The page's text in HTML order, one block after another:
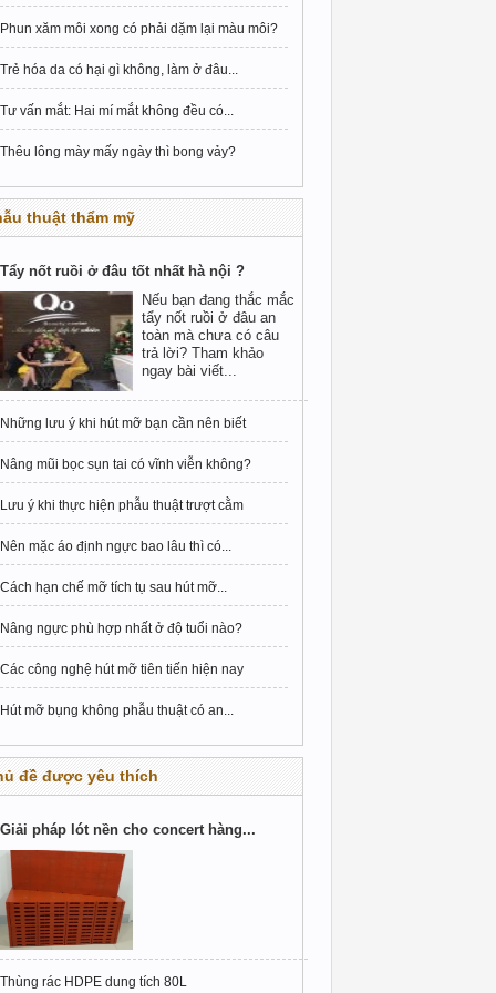
Phun xăm môi xong có phải dặm lại màu môi?
Trẻ hóa da có hại gì không, làm ở đâu...
Tư vấn mắt: Hai mí mắt không đều có...
Thêu lông mày mấy ngày thì bong vảy?
thuật thẩm mỹ
Tẩy nốt ruồi ở đâu tốt nhất hà nội ?
Nếu bạn đang thắc mắc
tẩy nốt ruồi ở đâu an
toàn mà chưa có câu
trả lời? Tham khảo
ngay bài viết...
Những lưu ý khi hút mỡ bạn cần nên biết
Nâng mũi bọc sụn tai có vĩnh viễn không?
Lưu ý khi thực hiện phẫu thuật trượt cằm
Nên mặc áo định ngực bao lâu thì có...
Cách hạn chế mỡ tích tụ sau hút mỡ...
Nâng ngực phù hợp nhất ở độ tuổi nào?
Các công nghệ hút mỡ tiên tiến hiện nay
Hút mỡ bụng không phẫu thuật có an...
đề được yêu thích
Giải pháp lót nền cho concert hàng...
Thùng rác HDPE dung tích 80L